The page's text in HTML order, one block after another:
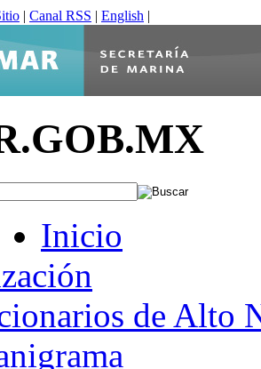
| Canal RSS | English |
Inicio
de Alto